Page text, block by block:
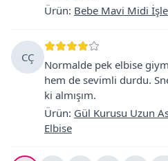
Ürün: Bebe Mavi Midi
CÇ
Normalde pek elbise
hem de sevimli durdu.
ki almışım.
Ürün: Gül Kurusu Uzun
Elbise